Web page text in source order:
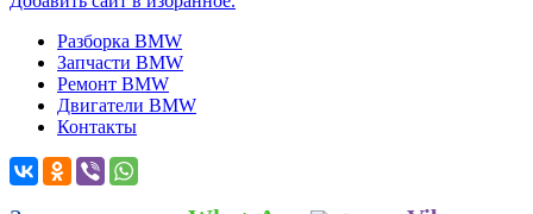
Разборка BMW
Запчасти BMW
Ремонт BMW
Двигатели BMW
Контакты